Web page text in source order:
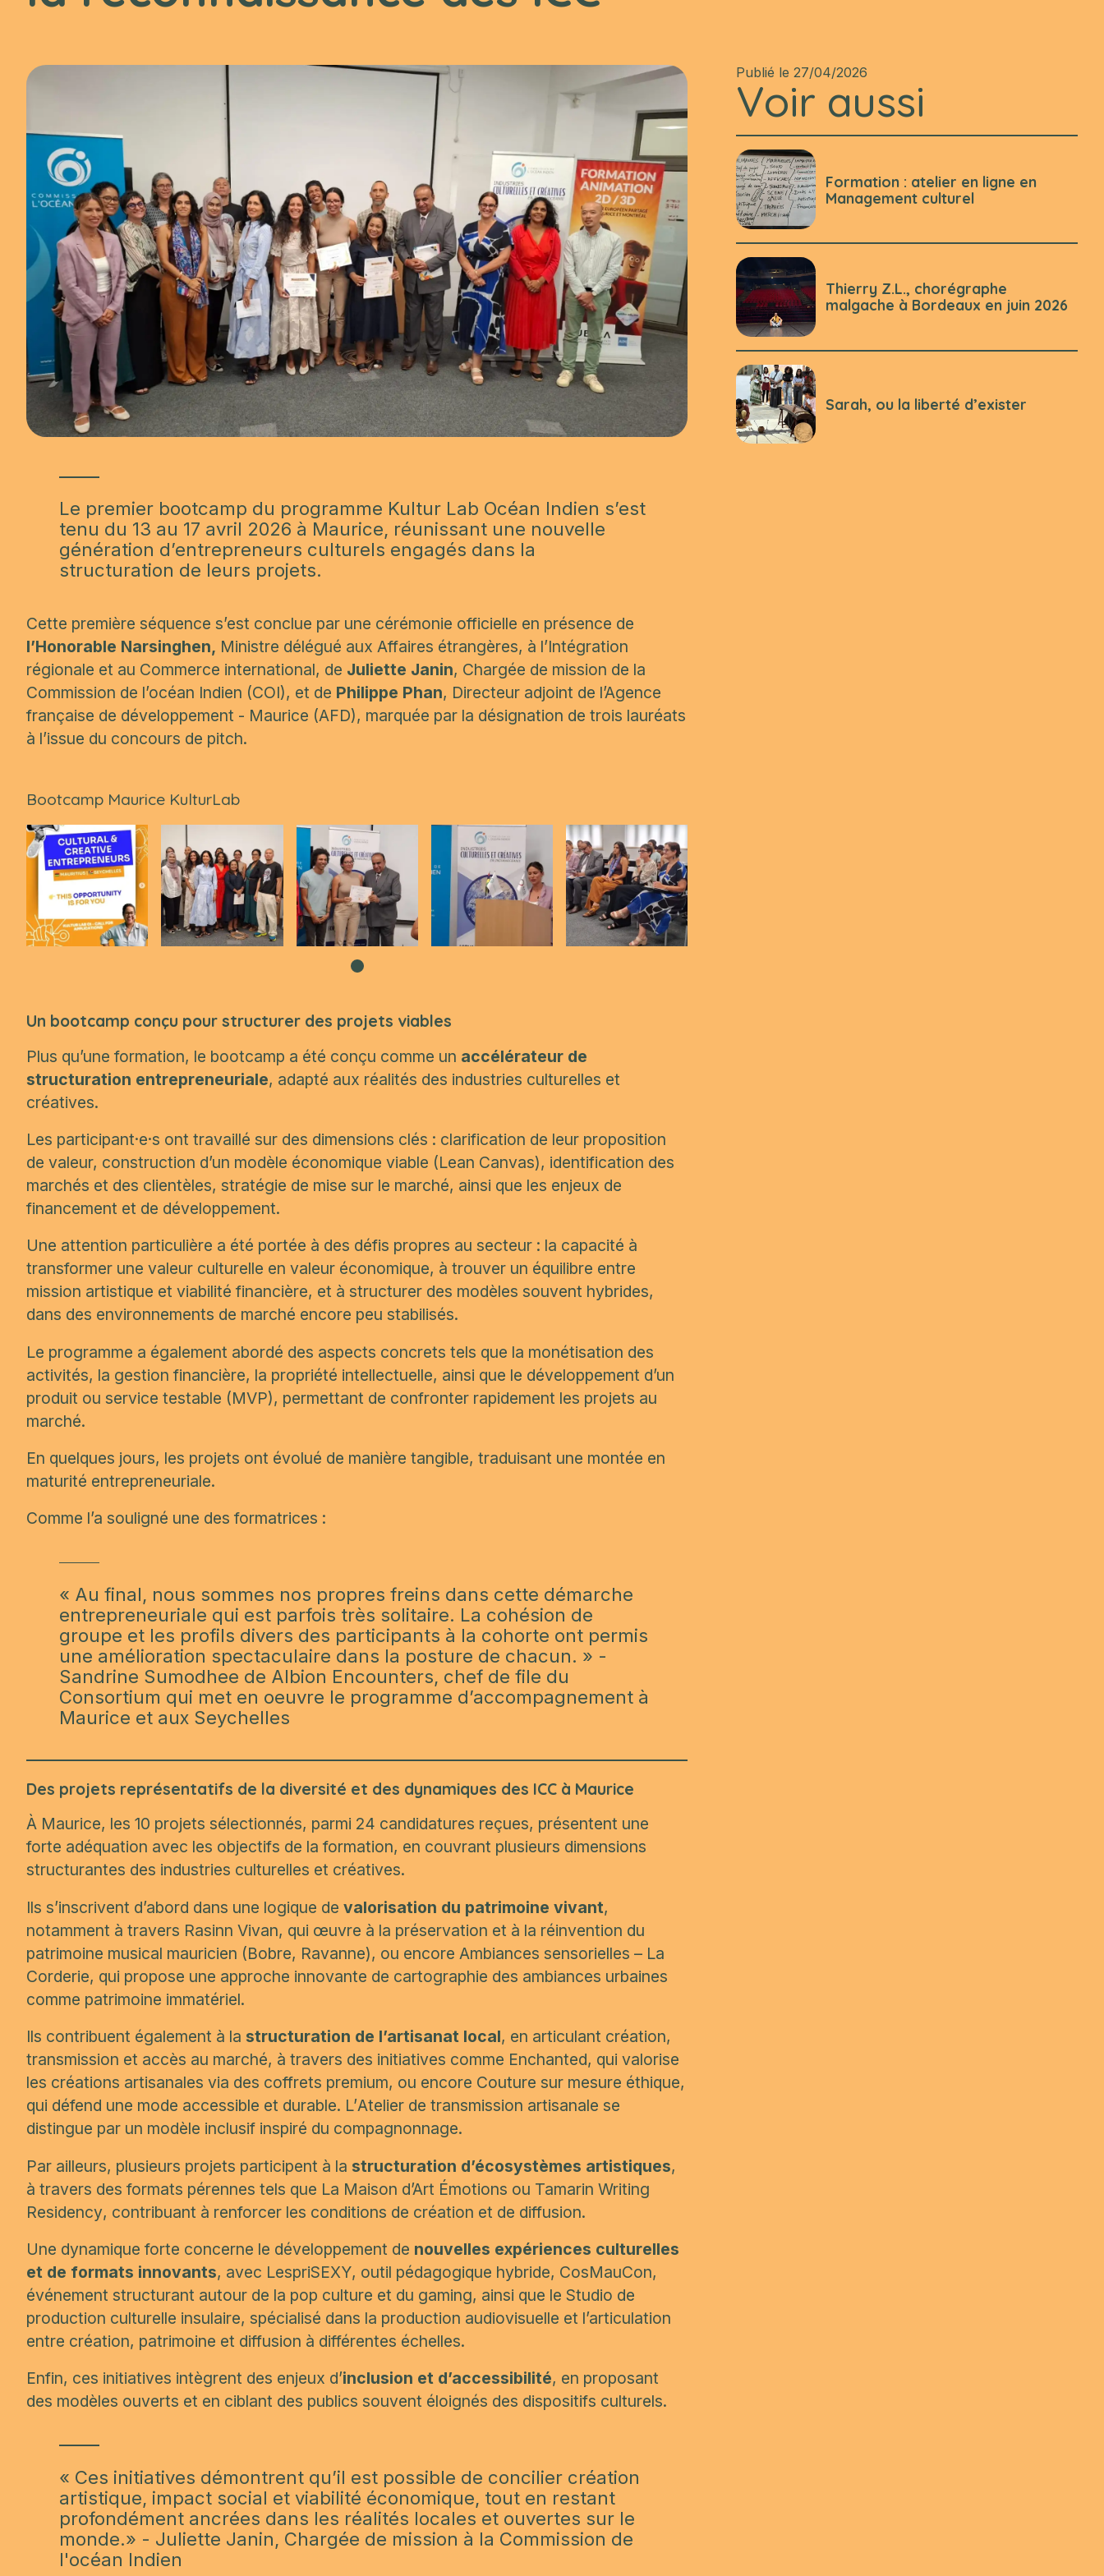
Le premier bootcamp du programme Kultur Lab Océan Indien s’est
tenu du 13 au 17 avril 2026 à Maurice, réunissant une nouvelle
génération d’entrepreneurs culturels engagés dans la
structuration de leurs projets.
Cette première séquence s’est conclue par une cérémonie officielle en présence de
l’Honorable Narsinghen, Ministre délégué aux Affaires étrangères, à l’Intégration
régionale et au Commerce international, de Juliette Janin, Chargée de mission de la
Commission de l’océan Indien (COI), et de Philippe Phan, Directeur adjoint de l’Agence
française de développement - Maurice (AFD), marquée par la désignation de trois lauréats
à l’issue du concours de pitch.
Bootcamp Maurice KulturLab
Un bootcamp conçu pour structurer des projets viables
Plus qu’une formation, le bootcamp a été conçu comme un accélérateur de
structuration entrepreneuriale, adapté aux réalités des industries culturelles et
créatives.
Les participant·e·s ont travaillé sur des dimensions clés : clarification de leur proposition
de valeur, construction d’un modèle économique viable (Lean Canvas), identification des
marchés et des clientèles, stratégie de mise sur le marché, ainsi que les enjeux de
financement et de développement.
Une attention particulière a été portée à des défis propres au secteur : la capacité à
transformer une valeur culturelle en valeur économique, à trouver un équilibre entre
mission artistique et viabilité financière, et à structurer des modèles souvent hybrides,
dans des environnements de marché encore peu stabilisés.
Le programme a également abordé des aspects concrets tels que la monétisation des
activités, la gestion financière, la propriété intellectuelle, ainsi que le développement d’un
produit ou service testable (MVP), permettant de confronter rapidement les projets au
marché.
En quelques jours, les projets ont évolué de manière tangible, traduisant une montée en
maturité entrepreneuriale.
Comme l’a souligné une des formatrices :
« Au final, nous sommes nos propres freins dans cette démarche
entrepreneuriale qui est parfois très solitaire. La cohésion de
groupe et les profils divers des participants à la cohorte ont permis
une amélioration spectaculaire dans la posture de chacun. » -
Sandrine Sumodhee de Albion Encounters, chef de file du
Consortium qui met en oeuvre le programme d’accompagnement à
Maurice et aux Seychelles
Des projets représentatifs de la diversité et des dynamiques des ICC à Maurice
À Maurice, les 10 projets sélectionnés, parmi 24 candidatures reçues, présentent une
forte adéquation avec les objectifs de la formation, en couvrant plusieurs dimensions
structurantes des industries culturelles et créatives.
Ils s’inscrivent d’abord dans une logique devalorisation du patrimoine vivant,
notamment à travers Rasinn Vivan, qui œuvre à la préservation et à la réinvention du
patrimoine musical mauricien (Bobre, Ravanne), ou encoreAmbiances sensorielles – La
Corderie, qui propose une approche innovante de cartographie des ambiances urbaines
comme patrimoine immatériel.
Ils contribuent également à la structuration de l’artisanat local, en articulant création,
transmission et accès au marché, à travers des initiatives comme Enchanted, qui valorise
les créations artisanales via des coffrets premium, ou encore Couture sur mesure éthique,
qui défend une mode accessible et durable. L’Atelier de transmission artisanale se
distingue par un modèle inclusif inspiré du compagnonnage.
Par ailleurs, plusieurs projets participent à la structuration d’écosystèmes artistiques,
à travers des formats pérennes tels que La Maison d’Art Émotions ou Tamarin Writing
Residency, contribuant à renforcer les conditions de création et de diffusion.
Une dynamique forte concerne le développement de nouvelles expériences culturelles
et de formats innovants, avec LespriSEXY, outil pédagogique hybride, CosMauCon,
événement structurant autour de la pop culture et du gaming, ainsi que leStudio de
production culturelle insulaire, spécialisé dans la production audiovisuelle et l’articulation
entre création, patrimoine et diffusion à différentes échelles.
Enfin, ces initiatives intègrent des enjeux d’inclusion et d’accessibilité, en proposant
des modèles ouverts et en ciblant des publics souvent éloignés des dispositifs culturels.
« Ces initiatives démontrent qu’il est possible de concilier création
artistique, impact social et viabilité économique, tout en restant
profondément ancrées dans les réalités locales et ouvertes sur le
monde.» - Juliette Janin, Chargée de mission à la Commission de
l'océan Indien
Publié le 27/04/2026
Voir aussi
Formation : atelier en ligne en
Management culturel
Thierry Z.L., chorégraphe
malgache à Bordeaux en juin 2026
Sarah, ou la liberté d’exister